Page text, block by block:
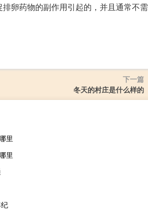
卵药物的副作用引起的，并且通常不需
下一篇
冬天的村庄是什么样的
里
里